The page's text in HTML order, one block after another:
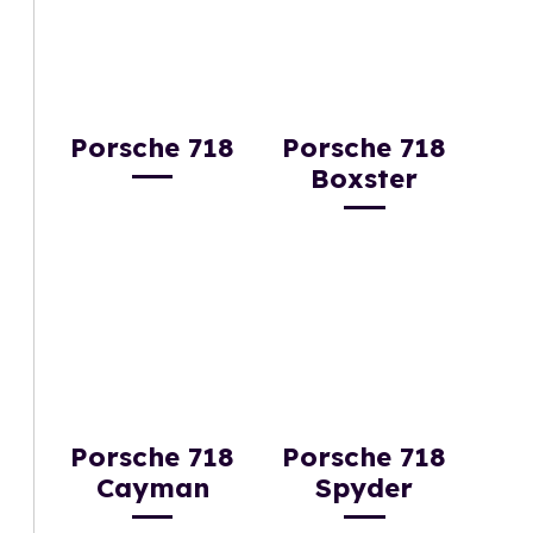
Porsche 718
Porsche 718
Boxster
Porsche 718
Cayman
Porsche 718
Spyder